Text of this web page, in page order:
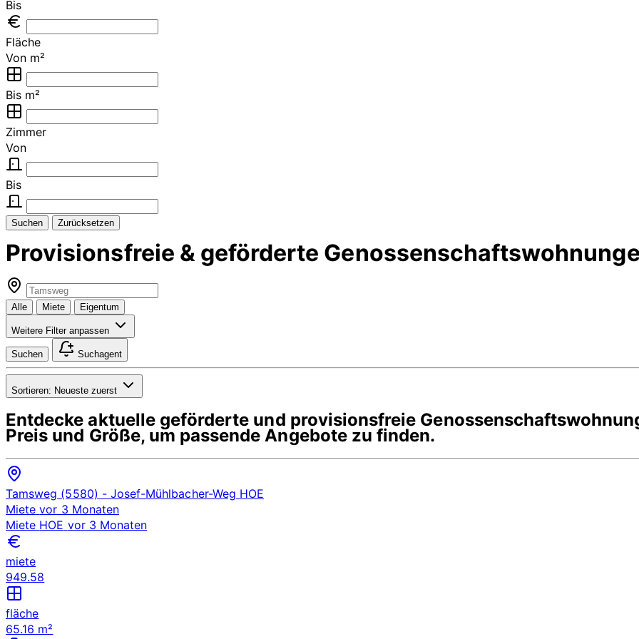
Bis
Fläche
Von m²
Bis m²
Zimmer
Von
Bis
Suchen Zurücksetzen
Provisionsfreie & geförderte
Alle Miete Eigentum
Weitere Filter anpassen
Suchen Suchagent
Sortieren: Neueste zuerst
Entdecke aktuelle geförderte und provisionsfreie
Preis und Größe, um passende Angebote zu finden.
Tamsweg (5580) - Josef-Mühlbacher-Weg HOE
Miete vor 3 Monaten
Miete HOE vor 3 Monaten
miete
949.58
fläche
65.16 m²